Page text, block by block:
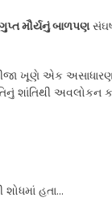
મૌર્યનું બાળપણ
ખૂણે એક અસાધારણ
શાંતિથી અવલોકન
હતા…